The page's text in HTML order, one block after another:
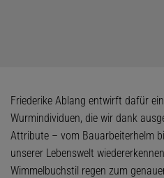
Friederike Ablang entwirft dafür
Wurmindividuen, die wir dank
Attribute – vom Bauarbeiterhelm
unserer Lebenswelt
Wimmelbuchstil regen zum